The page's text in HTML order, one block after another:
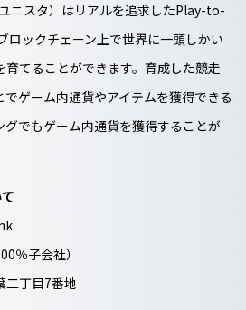
ニスタ）はリアルを追求したPlay-to-
ロックチェーン上で世界に一頭しかい
てることができます。育成した競走
ゲーム内通貨やアイテムを獲得できる
グでもゲーム内通貨を獲得することが
％子会社）
二丁目7番地